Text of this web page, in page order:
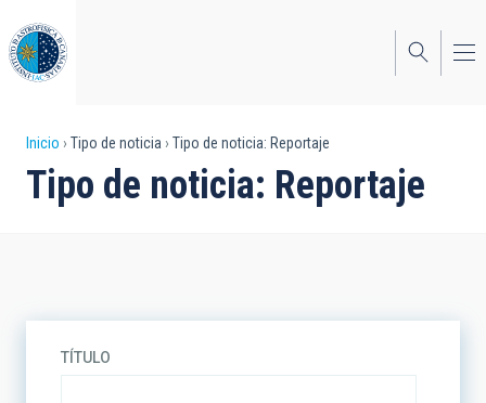
al
contenido
principal
Sobrescribir
enlaces
navegación
Inicio Tipo de noticia Tipo de noticia: Reportaje
Tipo de noticia: Reportaje
TÍTULO